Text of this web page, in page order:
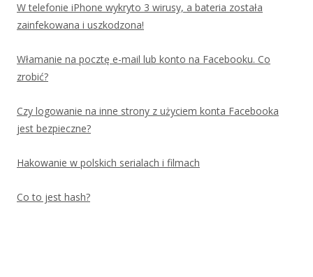
W telefonie iPhone wykryto 3 wirusy, a bateria została
zainfekowana i uszkodzona!
Włamanie na pocztę e-mail lub konto na Facebooku. Co
zrobić?
Czy logowanie na inne strony z użyciem konta Facebooka
jest bezpieczne?
Hakowanie w polskich serialach i filmach
Co to jest hash?